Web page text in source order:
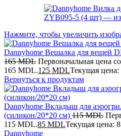
Нажмите, чтобы увеличить
Dannyhome Вешалка для вещей
165MDL Первоначальная цена
165 MDL.125 MDLТекущая
Вернуться к продуктам
Dannyhome Вкладыш для
(силикон/20*20 см) 115MDL
115 MDL.85 MDLТекущая цена:
Dannyhome